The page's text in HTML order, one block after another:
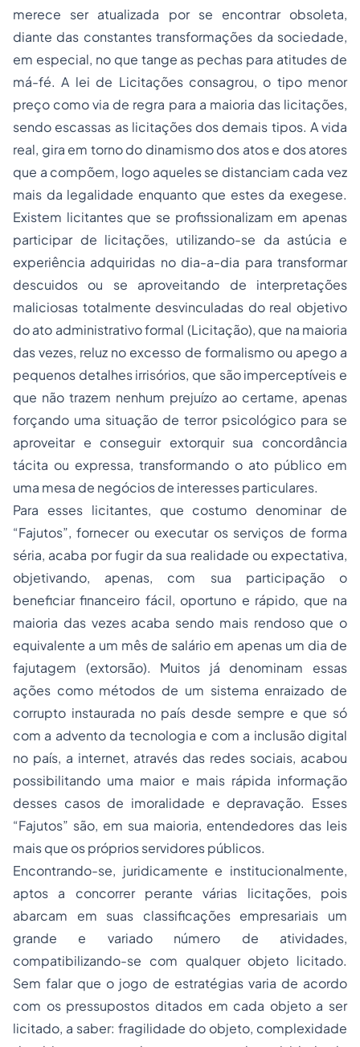
merece ser atualizada por se encontrar obsoleta,
diante das constantes transformações da sociedade,
em especial, no que tange as pechas para atitudes de
má-fé. A lei de Licitações consagrou, o tipo menor
preço como via de regra para a maioria das licitações,
sendo escassas as licitações dos demais tipos. A vida
real, gira em torno do dinamismo dos atos e dos atores
que a compõem, logo aqueles se distanciam cada vez
mais da legalidade enquanto que estes da exegese.
Existem licitantes que se profissionalizam em apenas
participar de licitações, utilizando-se da astúcia e
experiência adquiridas no dia-a-dia para transformar
descuidos ou se aproveitando de interpretações
maliciosas totalmente desvinculadas do real objetivo
do ato administrativo formal (Licitação), que na maioria
das vezes, reluz no excesso de formalismo ou apego a
pequenos detalhes irrisórios, que são imperceptíveis e
que não trazem nenhum prejuízo ao certame, apenas
forçando uma situação de terror psicológico para se
aproveitar e conseguir extorquir sua concordância
tácita ou expressa, transformando o ato público em
uma mesa de negócios de interesses particulares.
Para esses licitantes, que costumo denominar de
“Fajutos”, fornecer ou executar os serviços de forma
séria, acaba por fugir da sua realidade ou expectativa,
objetivando, apenas, com sua participação o
beneficiar financeiro fácil, oportuno e rápido, que na
maioria das vezes acaba sendo mais rendoso que o
equivalente a um mês de salário em apenas um dia de
fajutagem (extorsão). Muitos já denominam essas
ações como métodos de um sistema enraizado de
corrupto instaurada no país desde sempre e que só
com a advento da tecnologia e com a inclusão digital
no país, a internet, através das redes sociais, acabou
possibilitando uma maior e mais rápida informação
desses casos de imoralidade e depravação. Esses
“Fajutos” são, em sua maioria, entendedores das leis
mais que os próprios servidores públicos.
Encontrando-se, juridicamente e institucionalmente,
aptos a concorrer perante várias licitações, pois
abarcam em suas classificações empresariais um
grande e variado número de atividades,
compatibilizando-se com qualquer objeto licitado.
Sem falar que o jogo de estratégias varia de acordo
com os pressupostos ditados em cada objeto a ser
licitado, a saber: fragilidade do objeto, complexidade